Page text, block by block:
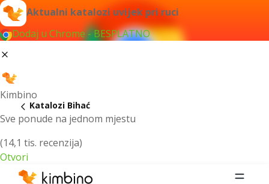
Aktualni katalozi uvijek pri ruci
Dodaj u Chrome - BESPLATNO
Kimbino
Sve ponude na jednom mjestu
(14,1 tis. recenzija)
Otvori
Katalozi Bihać